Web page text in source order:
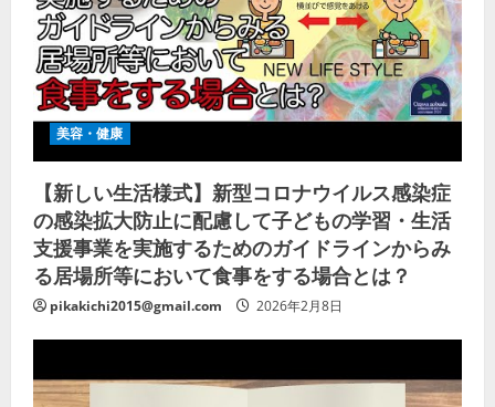
美容・健康
【新しい生活様式】新型コロナウイルス感染症
の感染拡大防止に配慮して子どもの学習・生活
支援事業を実施するためのガイドラインからみ
る居場所等において食事をする場合とは？
pikakichi2015@gmail.com 2026年2月8日